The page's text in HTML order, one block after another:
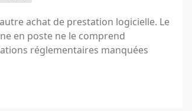
achat de prestation logicielle. Le
en poste ne le comprend
réglementaires manquées